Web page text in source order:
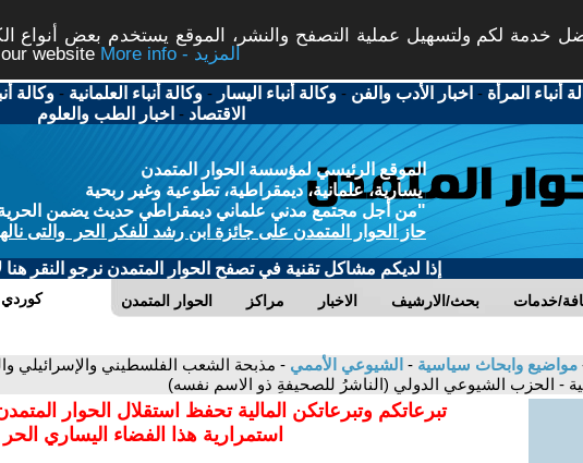
خدمة لكم ولتسهيل عملية التصفح والنشر، الموقع يستخدم بعض أنواع
website
More info - المزيد
أنباء المرأة - اخبار الأدب والفن -وكالة أنباء اليسار -وكالة أنباء العلمانية -وكالة
الاقتصاد - اخبار الطب والعلوم
الموقع الرئيسي لمؤسسة الحوار المتمدن
يسارية، علمانية، ديمقراطية، تطوعية وغير ربحية
"من أجل مجتمع مدني علماني ديمقراطي حديث يضمن الحرية
حاز الحوار المتمدن على جائزة ابن رشد للفكر الحر والتى
إذا لديكم مشاكل تقنية في تصفح الحوار المتمدن نرجو النقر هنا
الحوار المتمدن مراكز الاخبار بحث/الارشيف خدمات كوردي
مواضيع وابحاث سياسية - الشيوعي الأممي - مذبحة الشعب الفلسطيني والإسرائيلي
- الحزب الشيوعي الدولي (الناشرُ للصحيفةِ ذو الاسم نفسه)
تبرعاتكم وتبرعاتكن المالية تحفظ استقلال الحوار
استمرارية هذا الفضاء اليساري الحر